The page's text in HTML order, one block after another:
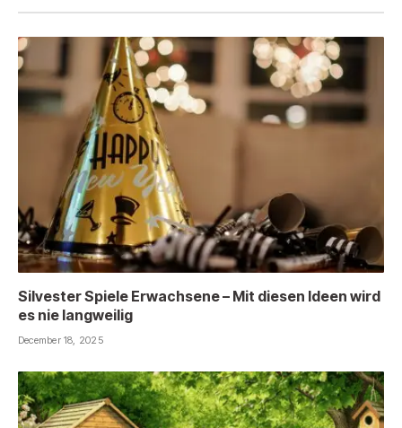
Silvester Spiele Erwachsene – Mit diesen Ideen wird
es nie langweilig
December 18, 2025